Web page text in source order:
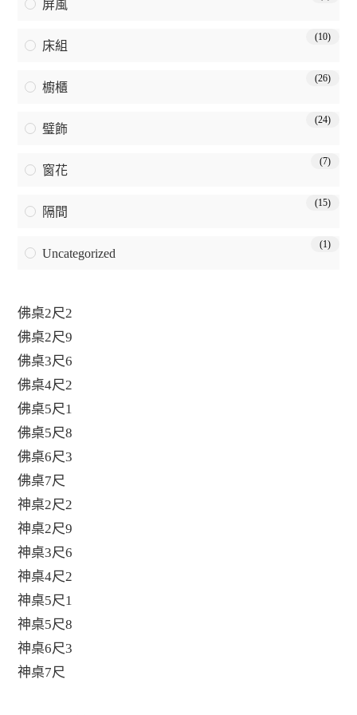
屏風
床組
(10)
櫥櫃
(26)
璧飾
(24)
窗花
(7)
隔間
(15)
Uncategorized
(1)
佛桌2尺2
佛桌2尺9
佛桌3尺6
佛桌4尺2
佛桌5尺1
佛桌5尺8
佛桌6尺3
佛桌7尺
神桌2尺2
神桌2尺9
神桌3尺6
神桌4尺2
神桌5尺1
神桌5尺8
神桌6尺3
神桌7尺